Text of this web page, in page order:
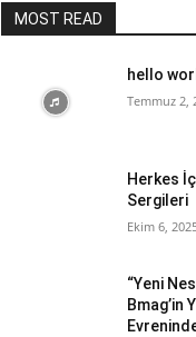
MOST READ
hello
Temmuz 2,
Herkes
Sergileri
Ekim 6,
“Yeni
Bmag’in